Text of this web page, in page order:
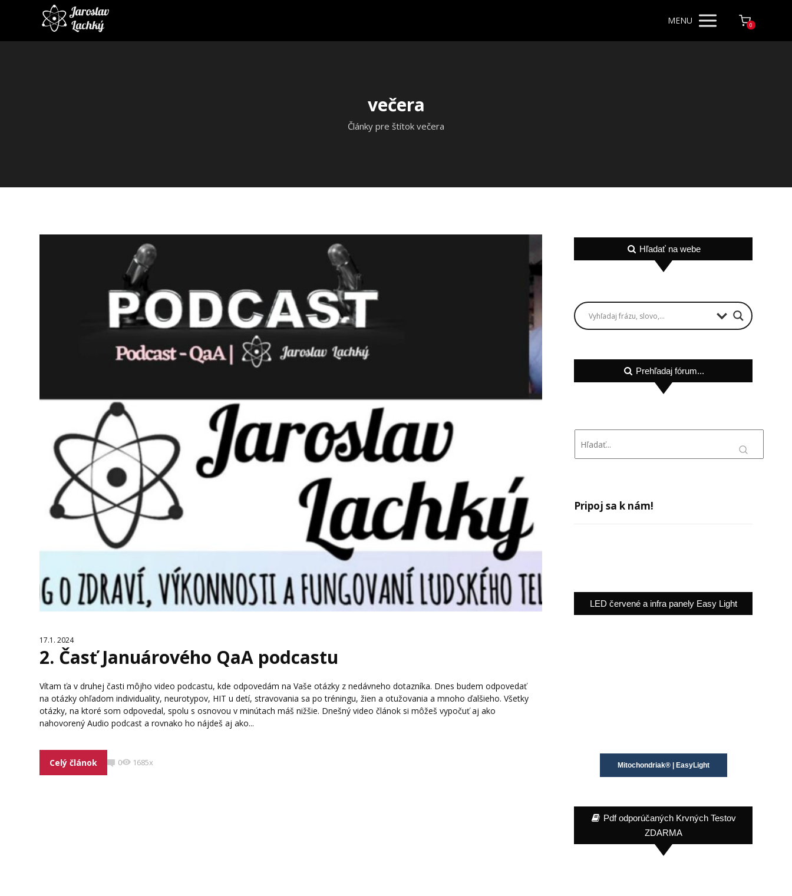
MENU 0
večera
Články pre štítok večera
17.1. 2024
2. Časť Januárového QaA podcastu
Vítam ťa v druhej časti môjho video podcastu, kde odpovedám na Vaše otázky z nedávneho dotazníka. Dnes budem odpovedať
na otázky ohľadom individuality, neurotypov, HIT u detí, stravovania sa po tréningu, žien a otužovania a mnoho ďalšieho. Všetky
otázky, na ktoré som odpovedal, spolu s osnovou v minútach máš nižšie. Dnešný video článok si môžeš vypočuť aj ako
nahovorený Audio podcast a rovnako ho nájdeš aj ako...
Celý článok 0 1685x
Hľadať na webe
Prehľadaj fórum...
Pripoj sa k nám!
LED červené a infra panely Easy Light
Mitochondriak® | EasyLight
Pdf odporúčaných Krvných Testov
ZDARMA